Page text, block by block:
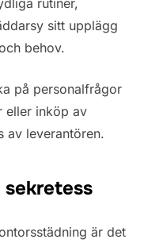
rutiner,
sitt upplägg
behov.
på personalfrågor
eller inköp av
av leverantören.
är det